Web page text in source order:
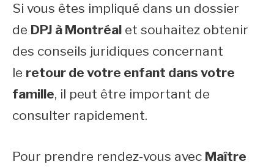
Si vous êtes impliqué dans un dossier
de DPJ à Montréal et souhaitez obtenir
des conseils juridiques concernant
le retour de votre enfant dans votre
famille, il peut être important de
consulter rapidement.
Pour prendre rendez-vous avec Maître